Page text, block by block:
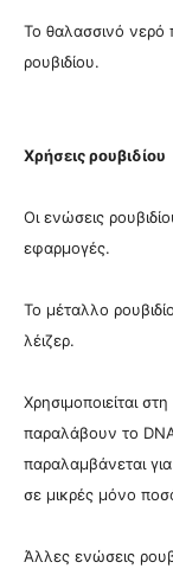
Το θαλασσινό νερό
ρουβιδίου.
Χρήσεις ρουβιδίου
Οι ενώσεις
εφαρμογές.
Το μέταλλο
λέιζερ.
Χρησιμοποιείται
παραλάβουν το
παραλαμβάνεται
σε μικρές μόνο
Άλλες ενώσεις